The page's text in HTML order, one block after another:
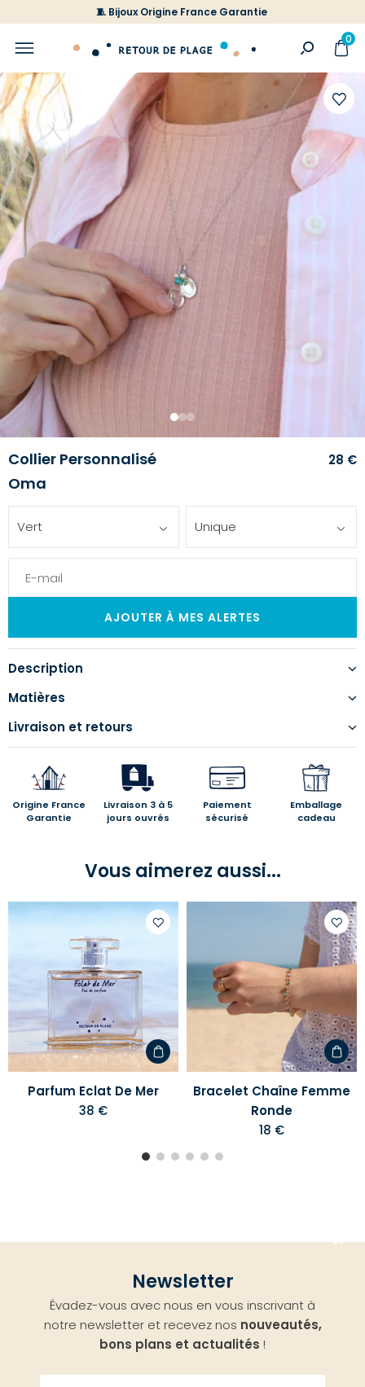
🧵 Bijoux Origine France Garantie
0
votre
1 23
Collier Personnalisé
Oma
28 €
Vert Unique
Description
Matières
Livraison et retours
Origine France
Garantie
Livraison 3 à 5
jours ouvrés
Paiement
sécurisé
Emballage
cadeau
Vous aimerez aussi...
d'envies
Parfum Eclat De Mer
38 €
à
votre
Bracelet Chaîne Femme
Ronde
18 €
Newsletter
Évadez-vous avec nous en vous inscrivant à
notre newsletter et recevez nos nouveautés,
bons plans et actualités !